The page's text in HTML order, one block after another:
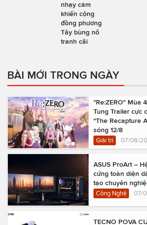
nhạy cảm
khiến cộng
đồng phương
Tây bùng nổ
tranh cãi
BÀI MỚI TRONG NGÀY
"Re:ZERO" Mùa
Tung Trailer cực
"The Recapture
sóng 12/8
Giải trí 07/08/
ASUS ProArt –
cứng toàn diện
tạo chuyên
Công Nghệ 07/
TECNO POVA